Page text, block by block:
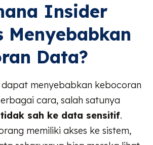
Insider
Menyebabkan
Data?
menyebabkan kebocoran
cara, salah satunya
sah ke data sensitif.
memiliki akses ke sistem,